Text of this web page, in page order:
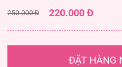
250.000 Đ 220.000 Đ
ĐẶT HÀNG